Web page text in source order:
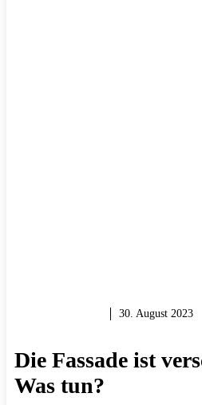
30. August 2023
Die Fassade ist
Was tun?